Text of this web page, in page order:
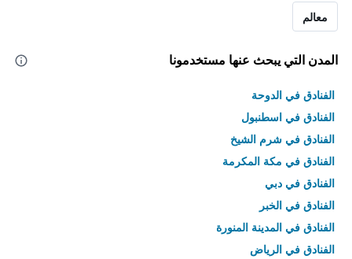
معالم
المدن التي يبحث عنها مستخدمونا
الفنادق في الدوحة
الفنادق في اسطنبول
الفنادق في شرم الشيخ
الفنادق في مكة المكرمة
الفنادق في دبي
الفنادق في الخبر
الفنادق في المدينة المنورة
الفنادق في الرياض